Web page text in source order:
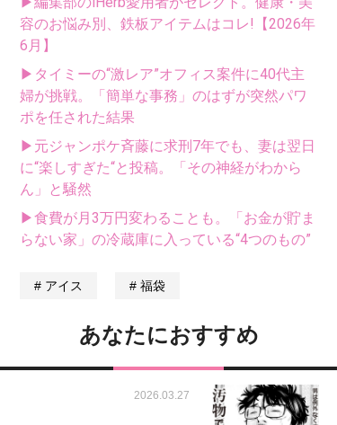
容のお悩み別、鉄板アイテムはコレ!【2026年
6月】
▶タイミーの“激レア”オフィス案件に40代主
婦が挑戦。「簡単な事務」のはずが突然パワ
ポを任された結果
▶元ジャンポケ斉藤に求刑7年でも、妻は翌日
に“楽しすぎた“と投稿。「その神経がわから
ん」と騒然
▶食費が月3万円変わることも。「お金が貯ま
らない家」の冷蔵庫に入っている“4つのもの”
アイス 福袋
あなたにおすすめ
2026.03.27